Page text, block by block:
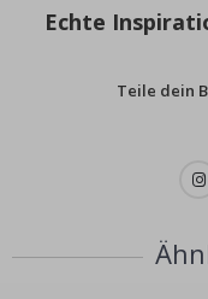
Echte
Teile dein